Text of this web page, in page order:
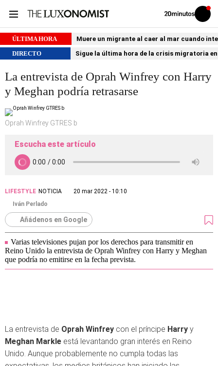
Volver
Iniciar
sesión
ÚLTIMA HORA
Muere un migrante al caer al mar cuando
DIRECTO
Sigue la última hora de la crisis migratoria
La entrevista de Oprah Winfrey con Harry
y Meghan podría retrasarse
Oprah Winfrey GTRES b
Escucha este artículo
LIFESTYLE NOTICIA
20 mar 2022 - 10:10
Iván Perlado
Añádenos en Google
Varias televisiones pujan por los derechos para transmitir en
Reino Unido la entrevista de Oprah Winfrey con Harry y Meghan
que podría no emitirse en la fecha prevista.
La entrevista de Oprah Winfrey con el príncipe Harry y
Meghan Markle está levantando gran interés en Reino
Unido. Aunque probablemente no cumpla todas las